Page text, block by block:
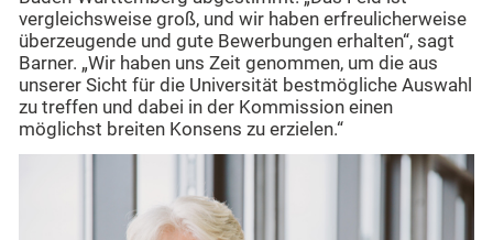
vergleichsweise groß, und wir haben erfreulicherweise
überzeugende und gute Bewerbungen erhalten“, sagt
Barner. „Wir haben uns Zeit genommen, um die aus
unserer Sicht für die Universität bestmögliche Auswahl
zu treffen und dabei in der Kommission einen
möglichst breiten Konsens zu erzielen.“